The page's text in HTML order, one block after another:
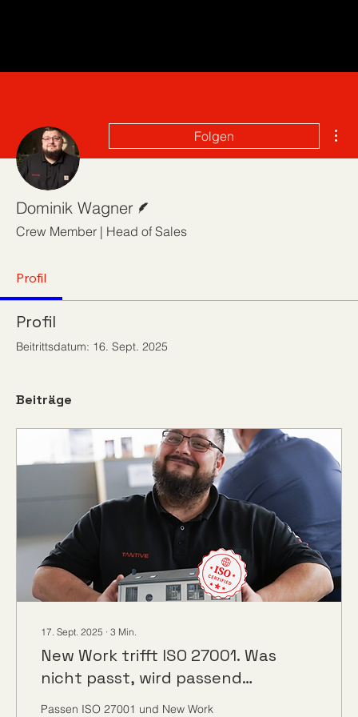
Folgen
Dominik Wagner
Crew Member | Head of Sales
Profil
Profil
Beitrittsdatum: 16. Sept. 2025
Beiträge
17. Sept. 2025 ∙ 3 Min.
New Work trifft ISO 27001. Was
nicht passt, wird passend
gemacht!
Passen ISO 27001 und New Work